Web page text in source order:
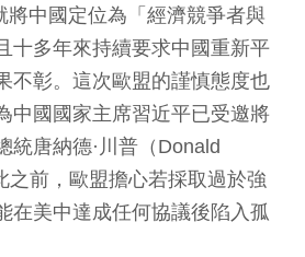
將中國定位為「經濟競爭者與
十多年來持續要求中國重新平
不彰。這次歐盟的謹慎態度也
中國國家主席習近平已受邀將
統唐納德·川普（Donald
之前，歐盟擔心若採取過於強
在美中達成任何協議後陷入孤